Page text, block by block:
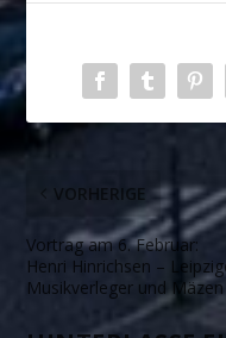
VORHERIGE
Vortrag am 6. Februar:
Henri Hinrichsen –
Musikverleger und Mäzen